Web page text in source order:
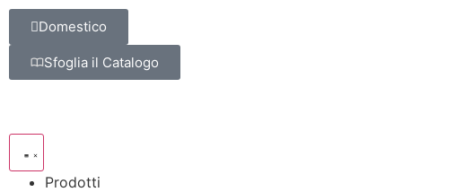
Domestico
Sfoglia il Catalogo
Prodotti